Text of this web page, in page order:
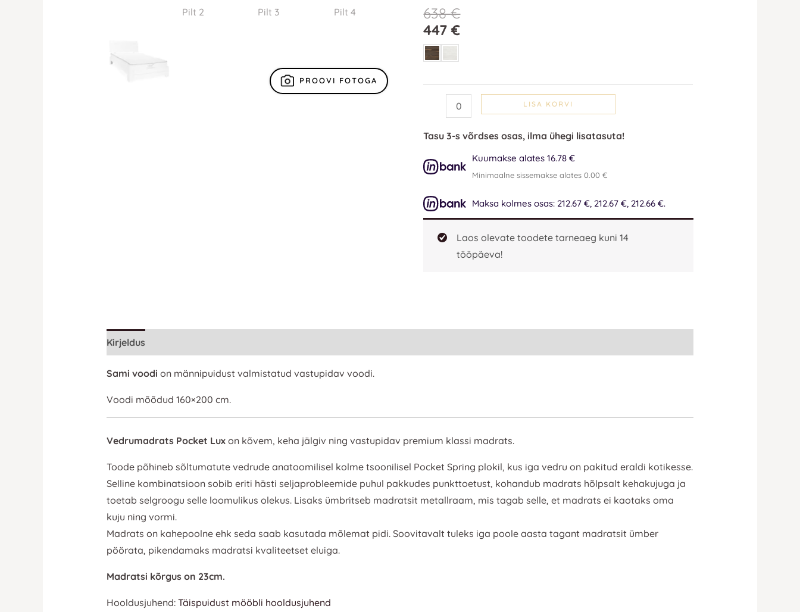
PROOVI FOTOGA
638€
447€
kogus
LISA KORVI
Tasu 3-s võrdses osas, ilma ühegi lisatasuta!
Kuumakse alates 16.78 €
Minimaalne sissemakse alates 0.00 €
Maksa kolmes osas: 212.67 €, 212.67 €, 212.66 €.
Laos olevate toodete tarneaeg kuni 14
tööpäeva!
Kirjeldus
Sami voodi on männipuidust valmistatud vastupidav voodi.
Voodi mõõdud 160×200 cm.
Vedrumadrats Pocket Luxon kõvem, keha jälgiv ning vastupidav premium klassi madrats.
Toode põhineb sõltumatute vedrude anatoomilisel kolme tsoonilisel Pocket Spring plokil, kus iga vedru on pakitud eraldi kotikesse.
Selline kombinatsioon sobib eriti hästi seljaprobleemide puhul pakkudes punkttoetust, kohandub madrats hõlpsalt kehakujuga ja
toetab selgroogu selle loomulikus olekus. Lisaks ümbritseb madratsit metallraam, mis tagab selle, et madrats ei kaotaks oma
kuju ning vormi.
Madrats on kahepoolne ehk seda saab kasutada mõlemat pidi. Soovitavalt tuleks iga poole aasta tagant madratsit ümber
pöörata, pikendamaks madratsi kvaliteetset eluiga.
Madratsi kõrgus on 23cm.
Hooldusjuhend: Täispuidust mööbli hooldusjuhend